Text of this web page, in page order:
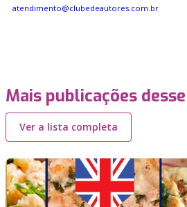
atendimento@clubedeautores.com.br
Mais publicações
Ver a lista completa